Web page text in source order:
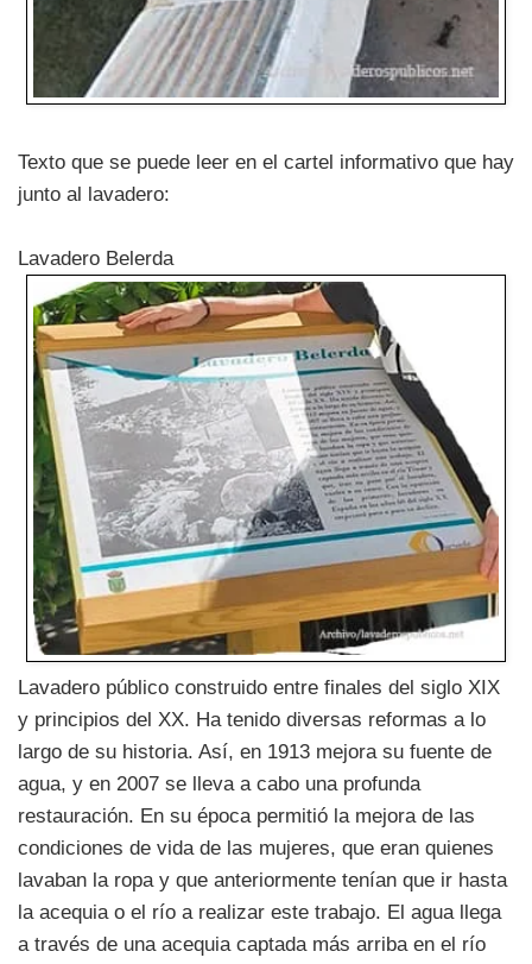
Texto que se puede leer en el cartel informativo que hay
junto al lavadero:
Lavadero Belerda
Lavadero público construido entre finales del siglo XIX
y principios del XX. Ha tenido diversas reformas a lo
largo de su historia. Así, en 1913 mejora su fuente de
agua, y en 2007 se lleva a cabo una profunda
restauración. En su época permitió la mejora de las
condiciones de vida de las mujeres, que eran quienes
lavaban la ropa y que anteriormente tenían que ir hasta
la acequia o el río a realizar este trabajo. El agua llega
a través de una acequia captada más arriba en el río